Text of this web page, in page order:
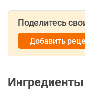
Поделитесь
Добавить
Ингредиенты